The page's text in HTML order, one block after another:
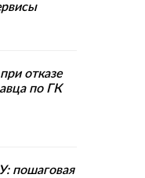
отказе
по ГК
пошаговая